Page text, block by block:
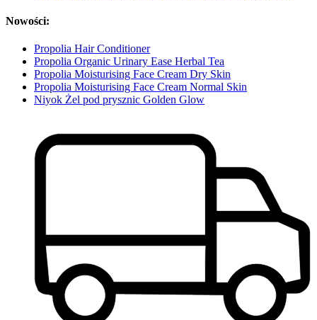
Nowości:
Propolia Hair Conditioner
Propolia Organic Urinary Ease Herbal Tea
Propolia Moisturising Face Cream Dry Skin
Propolia Moisturising Face Cream Normal Skin
Niyok Żel pod prysznic Golden Glow